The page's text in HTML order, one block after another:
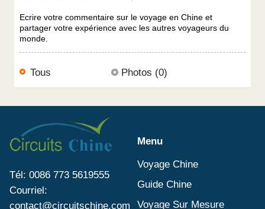
Ecrire votre commentaire sur le voyage en Chine et
partager votre expérience avec les autres voyageurs du
monde.
Tous Photos (0)
Tél: 0086 773 5619555
Courriel:
contact@circuitschine.com
Menu
Voyage Chine
Guide Chine
Voyage Sur Mesure